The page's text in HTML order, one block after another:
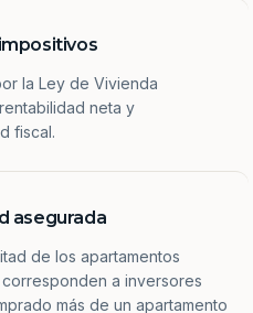
la Ley de Vivienda
neta y
fiscal.
asegurada
de los apartamentos
a inversores
más de un apartamento